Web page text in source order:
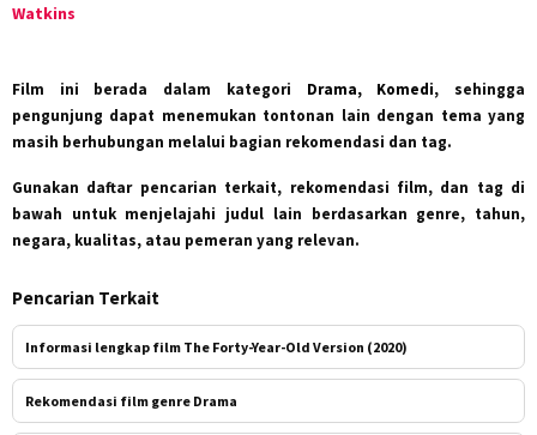
Watkins
Film ini berada dalam kategori Drama, Komedi, sehingga
pengunjung dapat menemukan tontonan lain dengan tema yang
masih berhubungan melalui bagian rekomendasi dan tag.
Gunakan daftar pencarian terkait, rekomendasi film, dan tag di
bawah untuk menjelajahi judul lain berdasarkan genre, tahun,
negara, kualitas, atau pemeran yang relevan.
Pencarian Terkait
Informasi lengkap film The Forty-Year-Old Version (2020)
Rekomendasi film genre Drama